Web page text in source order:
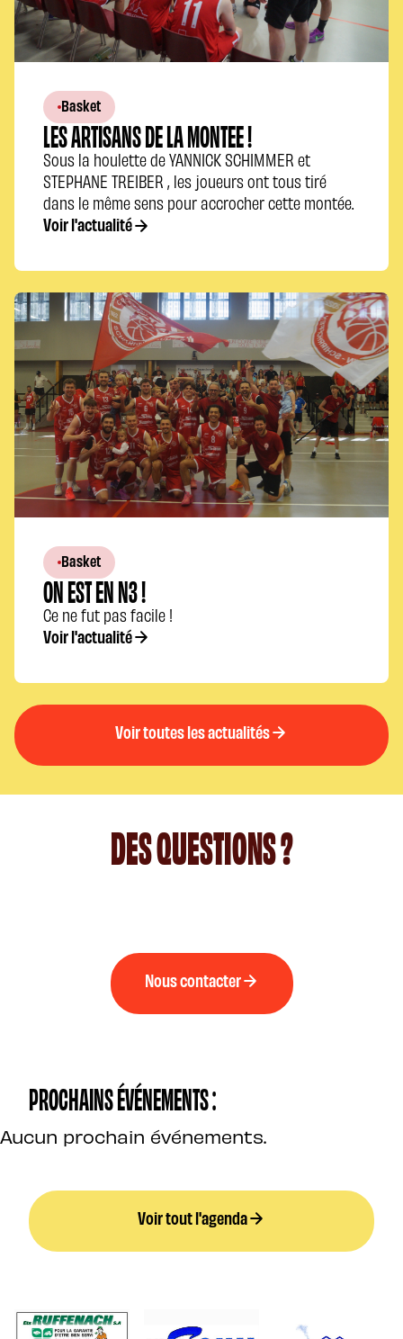
Basket
LES ARTISANS DE LA MONTEE !
Sous la houlette de YANNICK SCHIMMER et
STEPHANE TREIBER , les joueurs ont tous tiré
dans le même sens pour accrocher cette montée.
Voir l'actualité
Basket
ON EST EN N3 !
Ce ne fut pas facile !
Voir l'actualité
Voir toutes les actualités
DES QUESTIONS ?
Nous contacter
PROCHAINS ÉVÉNEMENTS :
Aucun prochain événements.
Voir tout l'agenda